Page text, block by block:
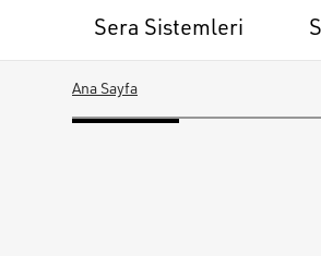
Sera Sistemleri
Ana Sayfa